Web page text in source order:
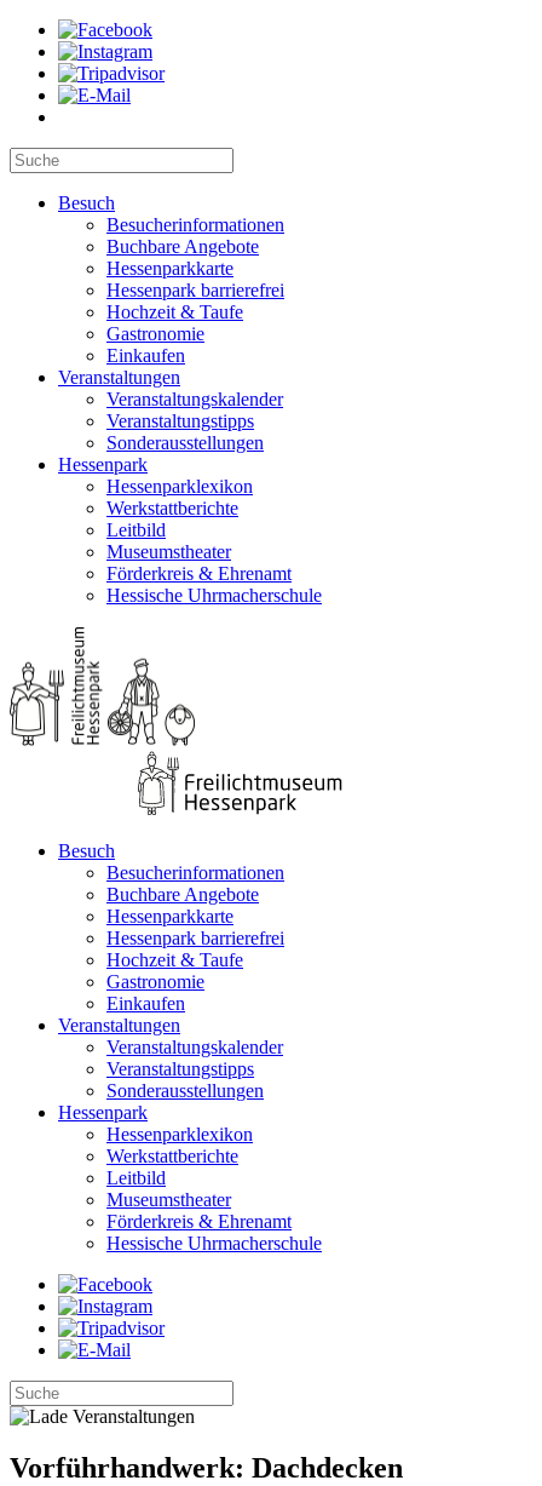
Besuch
Besucherinformationen
Buchbare Angebote
Hessenparkkarte
Hessenpark barrierefrei
Hochzeit & Taufe
Gastronomie
Einkaufen
Veranstaltungen
Veranstaltungskalender
Veranstaltungstipps
Sonderausstellungen
Hessenpark
Hessenparklexikon
Werkstattberichte
Leitbild
Museumstheater
Förderkreis & Ehrenamt
Hessische Uhrmacherschule
Besuch
Besucherinformationen
Buchbare Angebote
Hessenparkkarte
Hessenpark barrierefrei
Hochzeit & Taufe
Gastronomie
Einkaufen
Veranstaltungen
Veranstaltungskalender
Veranstaltungstipps
Sonderausstellungen
Hessenpark
Hessenparklexikon
Werkstattberichte
Leitbild
Museumstheater
Förderkreis & Ehrenamt
Hessische Uhrmacherschule
Vorführhandwerk: Dachdecken